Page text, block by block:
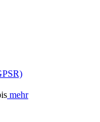
mehr